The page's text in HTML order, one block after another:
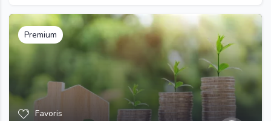
Premium
Favoris